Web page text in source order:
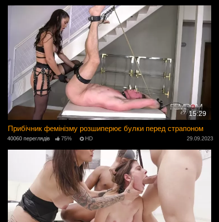
15:29
Прибічник фемінізму розшиперює булки перед страпоном
40060 переглядів 75% HD 29.09.2023